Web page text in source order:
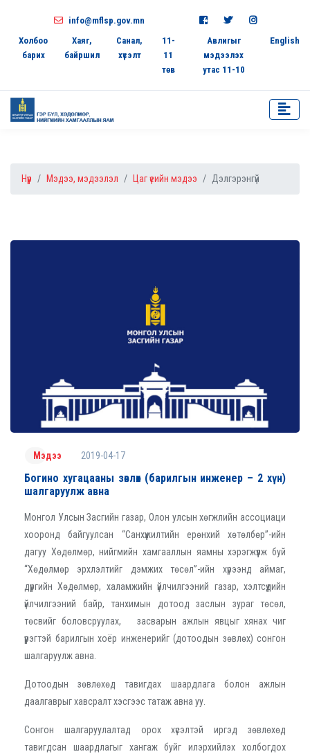
info@mflsp.gov.mn
Холбоо
барих
Хаяг,
байршил
Санал,
хүсэлт
11-
11
төв
Авлигыг
мэдээлэх
утас 11-10
English
Нүүр Мэдээ, мэдээлэл Цаг үеийн мэдээ Дэлгэрэнгүй
Мэдээ 2019-04-17
Богино хугацааны зөвлөх (барилгын инженер – 2 хүн)
шалгаруулж авна
Монгол Улсын Засгийн газар, Олон улсын хөгжлийн ассоциаци
хооронд байгуулсан “Санхүүжилтийн ерөнхий хөтөлбөр”-ийн
дагуу Хөдөлмөр, нийгмийн хамгааллын яамны хэрэгжүүлж буй
“Хөдөлмөр эрхлэлтийг дэмжих төсөл”-ийн хүрээнд аймаг,
дүүргийн Хөдөлмөр, халамжийн үйлчилгээний газар, хэлтсүүдийн
үйлчилгээний байр, танхимын дотоод заслын зураг төсөл,
төсвийг боловсруулах, засварын ажлын явцыг хянах чиг
үүрэгтэй барилгын хоёр инженерийг (дотоодын зөвлөх) сонгон
шалгаруулж авна.
Дотоодын зөвлөхөд тавигдах шаардлага болон ажлын
даалгаврыг хавсралт хэсгээс татаж авна уу.
Сонгон шалгаруулалтад орох хүсэлтэй иргэд зөвлөхөд
тавигдсан шаардлагыг хангаж буйг илэрхийлэх холбогдох